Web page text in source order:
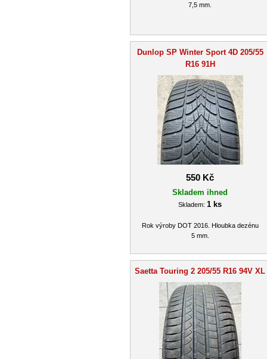
7,5 mm.
Dunlop SP Winter Sport 4D 205/55
R16 91H
550 Kč
Skladem ihned
Skladem: 1 ks
Rok výroby DOT 2016. Hloubka dezénu
5 mm.
Saetta Touring 2 205/55 R16 94V XL